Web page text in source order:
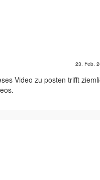
23. Feb.
Video zu posten trifft